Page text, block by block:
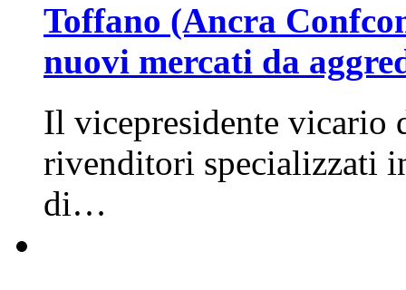
Toffano (Ancra
nuovi mercati da
Il vicepresidente vicario
rivenditori specializzati
di…